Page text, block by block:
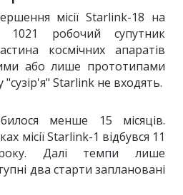
місії Starlink-18 на
1021 робочий супутник
космічних апаратів
або лише прототипами
"сузір'я" Starlink не входять.
менше 15 місяців.
місії Starlink-1 відбувся 11
Далі темпи лише
два старти заплановані